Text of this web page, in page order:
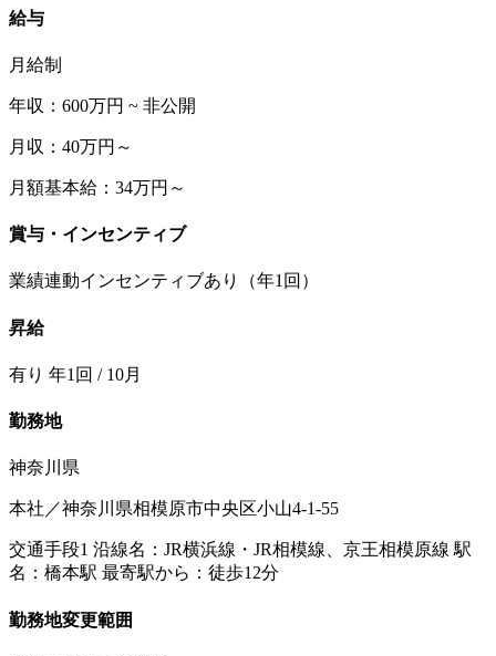
給与
月給制
年収：600万円 ~ 非公開
月収：40万円～
月額基本給：34万円～
賞与・インセンティブ
業績連動インセンティブあり（年1回）
昇給
有り 年1回 / 10月
勤務地
神奈川県
本社／神奈川県相模原市中央区小山4-1-55
交通手段1 沿線名：JR横浜線・JR相模線、京王相模原線 駅
名：橋本駅 最寄駅から：徒歩12分
勤務地変更範囲